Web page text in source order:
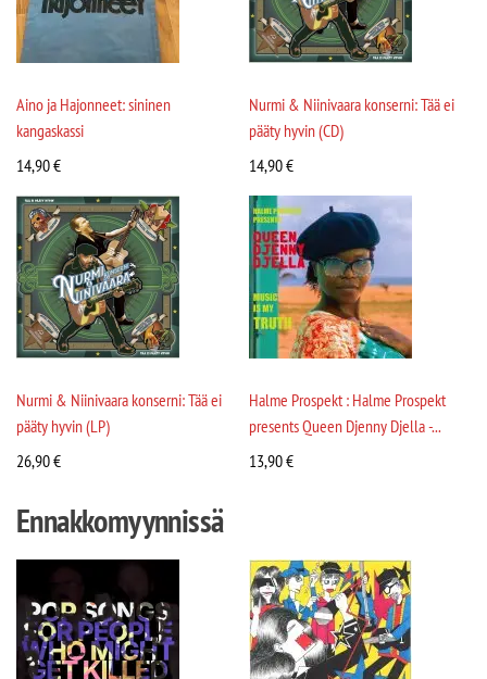
Aino ja Hajonneet: sininen
kangaskassi
14,90€
Nurmi & Niinivaara konserni: Tää ei
pääty hyvin (CD)
14,90€
Nurmi & Niinivaara konserni: Tää ei
pääty hyvin (LP)
26,90€
Halme Prospekt : Halme Prospekt
presents Queen Djenny Djella -...
13,90€
Ennakkomyynnissä